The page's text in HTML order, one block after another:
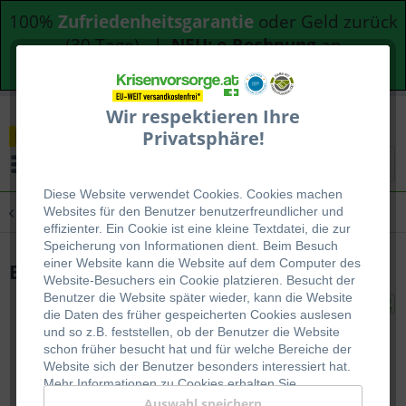
100% Zufriedenheitsgarantie oder Geld zurück
(30 Tage) |NEU: e-Rechnungan
Bundesdienststellen
Wir respektieren Ihre
Privatsphäre!
Diese Website verwendet Cookies. Cookies machen
Websites für den Benutzer benutzerfreundlicher und
effizienter. Ein Cookie ist eine kleine Textdatei, die zur
Speicherung von Informationen dient. Beim Besuch
einer Website kann die Website auf dem Computer des
Website-Besuchers ein Cookie platzieren. Besucht der
Benutzer die Website später wieder, kann die Website
die Daten des früher gespeicherten Cookies auslesen
und so z.B. feststellen, ob der Benutzer die Website
schon früher besucht hat und für welche Bereiche der
Website sich der Benutzer besonders interessiert hat.
Mehr Informationen zu Cookies erhalten Sie
Übersicht Dosenbrot
Erdbeer Fruchtaufstrich (12 x 200g)